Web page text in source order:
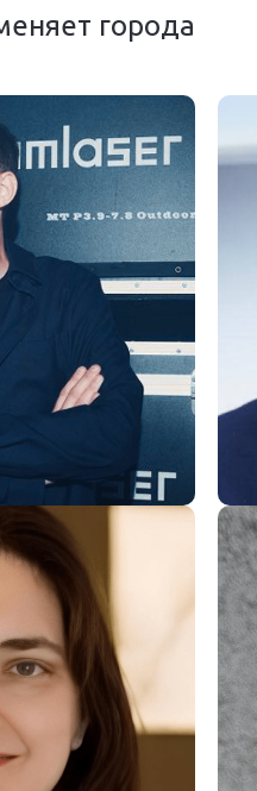
города